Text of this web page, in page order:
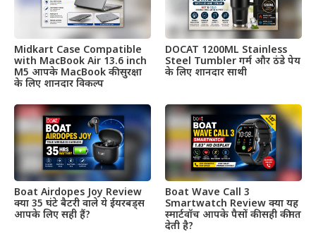
Midkart Case Compatible
with MacBook Air 13.6 inch
M5 आपके MacBook की सुरक्षा
के लिए शानदार विकल्प
DOCAT 1200ML Stainless
Steel Tumbler गर्म और ठंडे पेय
के लिए शानदार साथी
Boat Airdopes Joy Review
क्या 35 घंटे बैटरी वाले ये ईयरबड्स
आपके लिए सही हैं?
Boat Wave Call 3
Smartwatch Review क्या यह
स्मार्टवॉच आपके पैसों की सही कीमत
देती है?